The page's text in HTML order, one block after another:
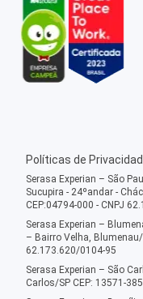
Políticas de
Serasa Experian – São
Sucupira - 24ºandar -
CEP:04794-000 - CNPJ
Serasa Experian –
– Bairro Velha, Blumenau/
62.173.620/0104-95
Serasa Experian – São
Carlos/SP CEP: 13571-